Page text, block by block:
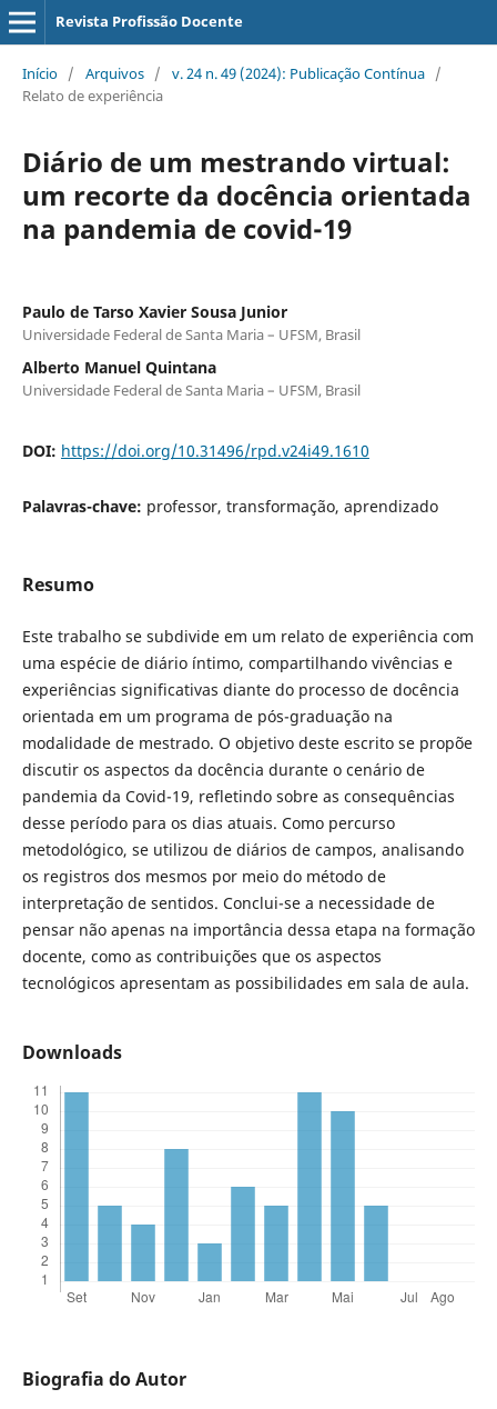
Revista Profissão Docente
Início / Arquivos / v. 24 n. 49 (2024): Publicação Contínua /
Relato de experiência
Diário de um mestrando virtual:
um recorte da docência orientada
na pandemia de covid-19
Paulo de Tarso Xavier Sousa Junior
Universidade Federal de Santa Maria – UFSM, Brasil
Alberto Manuel Quintana
Universidade Federal de Santa Maria – UFSM, Brasil
DOI: https://doi.org/10.31496/rpd.v24i49.1610
Palavras-chave: professor, transformação, aprendizado
Resumo
Este trabalho se subdivide em um relato de experiência com
uma espécie de diário íntimo, compartilhando vivências e
experiências significativas diante do processo de docência
orientada em um programa de pós-graduação na
modalidade de mestrado. O objetivo deste escrito se propõe
discutir os aspectos da docência durante o cenário de
pandemia da Covid-19, refletindo sobre as consequências
desse período para os dias atuais. Como percurso
metodológico, se utilizou de diários de campos, analisando
os registros dos mesmos por meio do método de
interpretação de sentidos. Conclui-se a necessidade de
pensar não apenas na importância dessa etapa na formação
docente, como as contribuições que os aspectos
tecnológicos apresentam as possibilidades em sala de aula.
Downloads
Biografia do Autor